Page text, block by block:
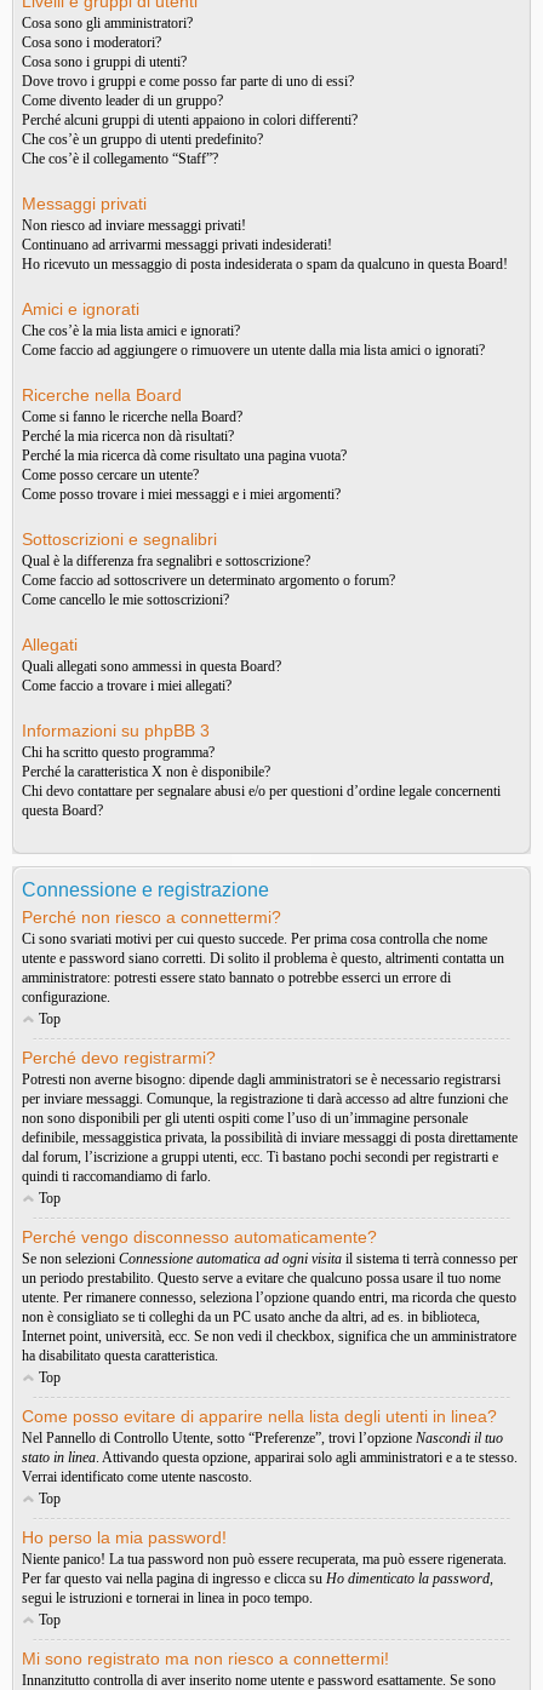
Cosa sono gli amministratori?
Cosa sono i moderatori?
Cosa sono i gruppi di utenti?
Dove trovo i gruppi e come posso far parte di uno di essi?
Come divento leader di un gruppo?
Perché alcuni gruppi di utenti appaiono in colori differenti?
Che cos’è un gruppo di utenti predefinito?
Che cos’è il collegamento “Staff”?
Messaggi privati
Non riesco ad inviare messaggi privati!
Continuano ad arrivarmi messaggi privati indesiderati!
Ho ricevuto un messaggio di posta indesiderata o spam da qualcuno in questa Board!
Amici e ignorati
Che cos’è la mia lista amici e ignorati?
Come faccio ad aggiungere o rimuovere un utente dalla mia lista amici o ignorati?
Ricerche nella Board
Come si fanno le ricerche nella Board?
Perché la mia ricerca non dà risultati?
Perché la mia ricerca dà come risultato una pagina vuota?
Come posso cercare un utente?
Come posso trovare i miei messaggi e i miei argomenti?
Sottoscrizioni e segnalibri
Qual è la differenza fra segnalibri e sottoscrizione?
Come faccio ad sottoscrivere un determinato argomento o forum?
Come cancello le mie sottoscrizioni?
Allegati
Quali allegati sono ammessi in questa Board?
Come faccio a trovare i miei allegati?
Informazioni su phpBB 3
Chi ha scritto questo programma?
Perché la caratteristica X non è disponibile?
Chi devo contattare per segnalare abusi e/o per questioni d’ordine legale concernenti
questa Board?
Connessione e registrazione
Perché non riesco a connettermi?
Ci sono svariati motivi per cui questo succede. Per prima cosa controlla che nome
utente e password siano corretti. Di solito il problema è questo, altrimenti contatta un
amministratore: potresti essere stato bannato o potrebbe esserci un errore di
configurazione.
Top
Perché devo registrarmi?
Potresti non averne bisogno: dipende dagli amministratori se è necessario registrarsi
per inviare messaggi. Comunque, la registrazione ti darà accesso ad altre funzioni che
non sono disponibili per gli utenti ospiti come l’uso di un’immagine personale
definibile, messaggistica privata, la possibilità di inviare messaggi di posta direttamente
dal forum, l’iscrizione a gruppi utenti, ecc. Ti bastano pochi secondi per registrarti e
quindi ti raccomandiamo di farlo.
Top
Perché vengo disconnesso automaticamente?
Se non selezioni Connessione automatica ad ogni visita il sistema ti terrà connesso per
un periodo prestabilito. Questo serve a evitare che qualcuno possa usare il tuo nome
utente. Per rimanere connesso, seleziona l’opzione quando entri, ma ricorda che questo
non è consigliato se ti colleghi da un PC usato anche da altri, ad es. in biblioteca,
Internet point, università, ecc. Se non vedi il checkbox, significa che un amministratore
ha disabilitato questa caratteristica.
Top
Come posso evitare di apparire nella lista degli utenti in linea?
Nel Pannello di Controllo Utente, sotto “Preferenze”, trovi l’opzione Nascondi il tuo
stato in linea. Attivando questa opzione, apparirai solo agli amministratori e a te stesso.
Verrai identificato come utente nascosto.
Top
Ho perso la mia password!
Niente panico! La tua password non può essere recuperata, ma può essere rigenerata.
Per far questo vai nella pagina di ingresso e clicca su Ho dimenticato la password,
segui le istruzioni e tornerai in linea in poco tempo.
Top
Mi sono registrato ma non riesco a connettermi!
Innanzitutto controlla di aver inserito nome utente e password esattamente. Se sono